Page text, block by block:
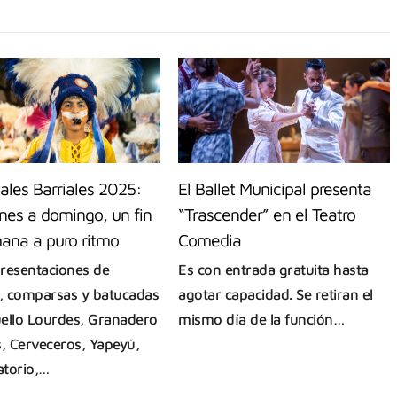
Barriales 2025:
a domingo, un fin
a puro ritmo
de
comparsas y batucadas
Lourdes, Granadero
Cerveceros, Yapeyú,
El Ballet Municipal presenta
“Trascender” en el Teatro
Comedia
Es con entrada gratuita hasta
agotar capacidad. Se retiran el
mismo día de la función…